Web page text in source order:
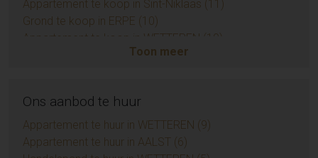
Appartement te koop in Sint-Niklaas (11)
Grond te koop in ERPE (10)
Appartement te koop in WETTEREN (10)
Appartement te koop in ZUIDKOTE (9)
Huis te koop in Sint-Niklaas (6)
Opbrengsteigendom te koop in AALST (6)
Grond te koop in BIEVRE (4)
Toon meer
Ons aanbod te huur
Appartement te huur in WETTEREN (9)
Appartement te huur in AALST (6)